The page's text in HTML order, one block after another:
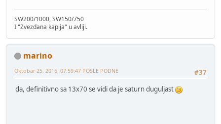
SW200/1000, SW150/750
I "Zvezdana kapija" u avliji.
marino
#37
Oktobar 25, 2016, 07:59:47 POSLE PODNE
da, definitivno sa 13x70 se vidi da je saturn duguljast